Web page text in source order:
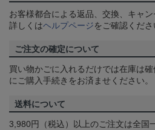
お客様都合による返品、交換、キャン
詳しくはヘルプページをご確認くださ
ご注文の確定について
買い物かごに入れるだけでは在庫は
にご購入手続きをお済ませください。
送料について
3,980円（税込）以上のご注文は全国